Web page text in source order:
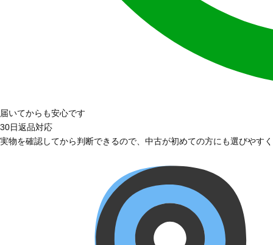
届いてからも安心です
30日返品対応
実物を確認してから判断できるので、中古が初めての方にも選びやす